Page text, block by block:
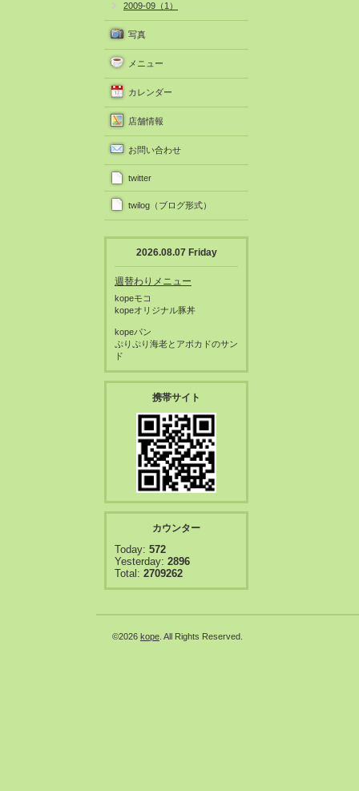
2009-09（1）
写真
メニュー
カレンダー
店舗情報
お問い合わせ
twitter
twilog（ブログ形式）
2026.08.07 Friday
週替わりメニュー
kopeモコ
kopeオリジナル豚丼
kopeパン
ぷりぷり海老とアボカドのサン
ド
携帯サイト
カウンター
Today: 572
Yesterday: 2896
Total: 2709262
©2026 kope . All Rights Reserved.